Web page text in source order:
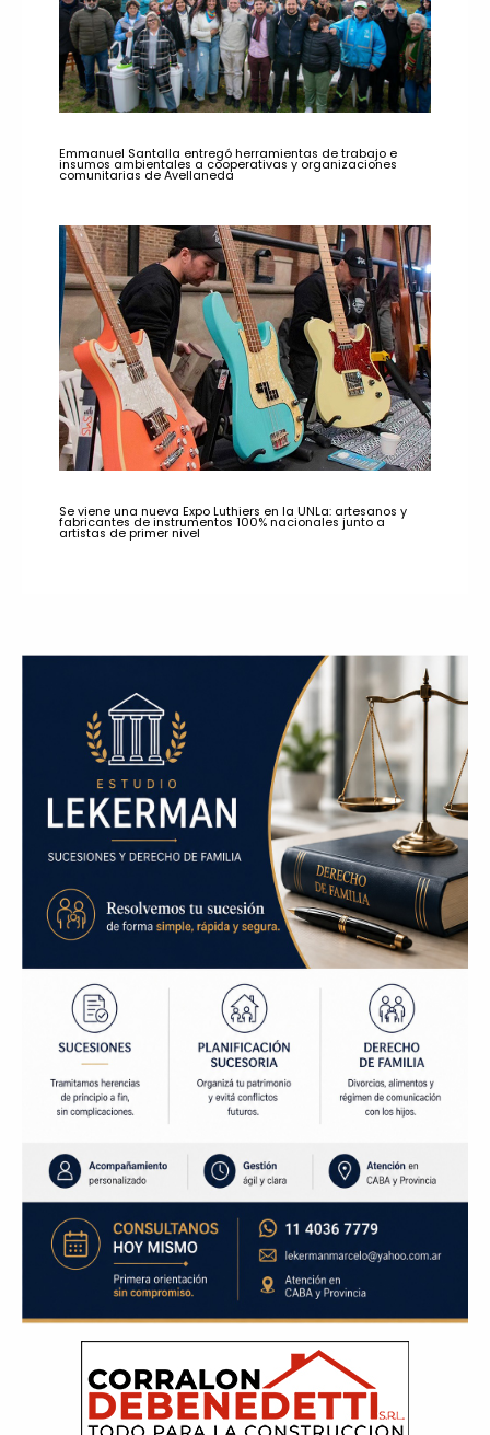
Emmanuel Santalla entregó herramientas de trabajo e
insumos ambientales a cooperativas y organizaciones
comunitarias de Avellaneda
Se viene una nueva Expo Luthiers en la UNLa: artesanos y
fabricantes de instrumentos 100% nacionales junto a
artistas de primer nivel